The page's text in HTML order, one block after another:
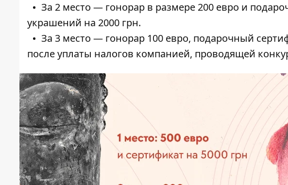
За 2 место — гонорар в размере 200 евро и
украшений на 2000 грн.
За 3 место — гонорар 100 евро, подарочный
после уплаты налогов компанией, проводящей